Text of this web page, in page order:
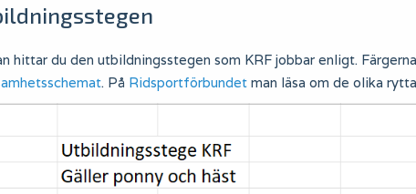
hittar du den utbildningsstegen som KRF jobbar enligt.
. På Ridsportförbundet man läsa om de olika